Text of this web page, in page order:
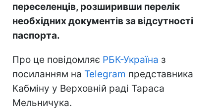
переселенців, розширивши перелік
необхідних документів за відсутності
паспорта.
Про це повідомляє РБК-Україна з
посиланням на Telegram представника
Кабміну у Верховній раді Тараса
Мельничука.